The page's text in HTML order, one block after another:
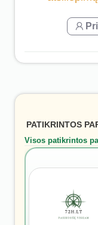
PATIKRINTOS
Visos patikrintos